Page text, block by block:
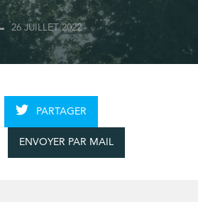
26 JUILLET 2022
PARTAGER
ENVOYER PAR MAIL